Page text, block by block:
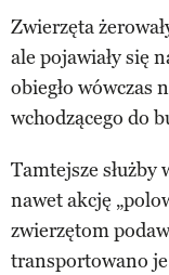
Zwierzęta
ale pojawiały się
obiegło wówczas
wchodzącego do
Tamtejsze służby
nawet akcję
zwierzętom
transportowano